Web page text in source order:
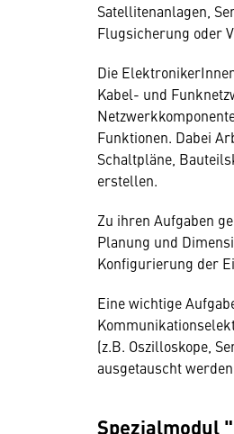
Satellitenanlagen,
Flugsicherung oder
Die
Kabel- und
Funktionen. Dabei
Schaltpläne,
erstellen.
Zu ihren Aufgaben
Planung und
Konfigurierung der
Eine wichtige
(z.B. Oszilloskope,
ausgetauscht
Spezialmodul